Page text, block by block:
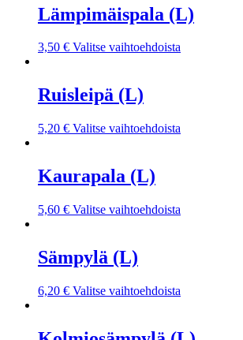
Lämpimäispala (L)
3,50 € Valitse vaihtoehdoista
Ruisleipä (L)
5,20 € Valitse vaihtoehdoista
Kaurapala (L)
5,60 € Valitse vaihtoehdoista
Sämpylä (L)
6,20 € Valitse vaihtoehdoista